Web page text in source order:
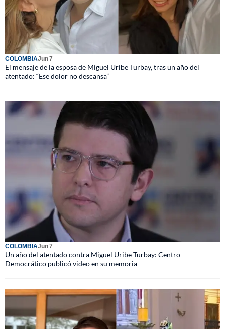
COLOMBIAJun 7
El mensaje de la esposa de Miguel Uribe Turbay, tras un año del
atentado: “Ese dolor no descansa”
COLOMBIAJun 7
Un año del atentado contra Miguel Uribe Turbay: Centro
Democrático publicó video en su memoria